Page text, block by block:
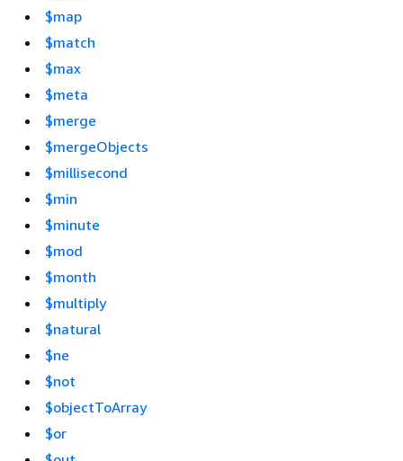
$map
$match
$max
$meta
$merge
$mergeObjects
$millisecond
$min
$minute
$mod
$month
$multiply
$natural
$ne
$not
$objectToArray
$or